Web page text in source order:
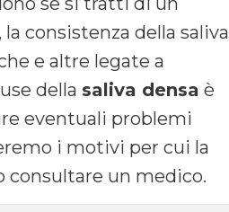
consistenza della saliva
e altre legate a
della saliva densa è
eventuali problemi
i motivi per cui la
consultare un medico.